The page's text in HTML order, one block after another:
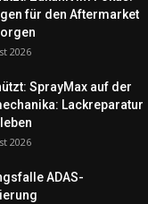
für den Aftermarket
2026
SprayMax auf der
Lackreparatur
2026
ADAS-